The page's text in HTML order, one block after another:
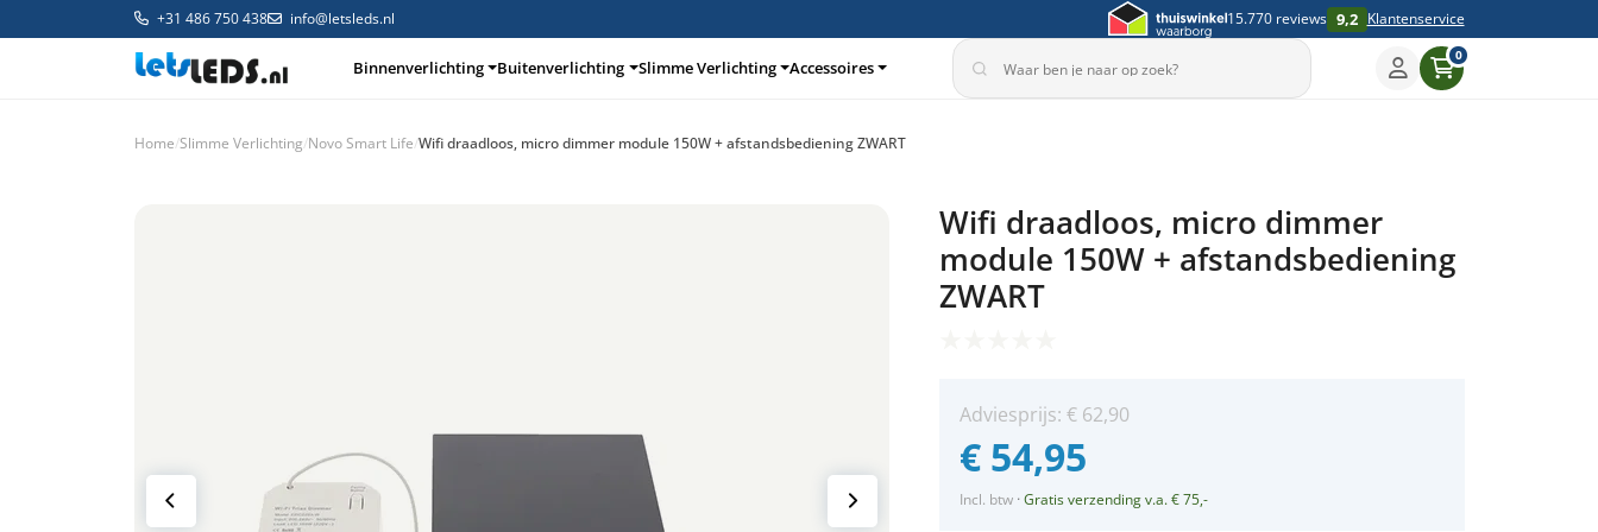
+31 486 750 438 info@letsleds.nl 15.770 reviews 9,2 Klantenservice
Binnenverlichting Buitenverlichting Slimme Verlichting Accessoires
0
Home/Slimme Verlichting/Novo Smart Life/Wifi draadloos, micro dimmer module 150W + afstandsbediening ZWART
Wifi draadloos, micro dimmer
module 150W + afstandsbediening
ZWART
Adviesprijs:€ 62,90
€ 54,95
Incl. btw ·Gratis verzending v.a. € 75,-